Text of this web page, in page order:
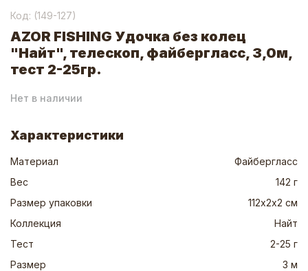
Код: (149-127)
AZOR FISHING Удочка без колец
"Найт", телескоп, файбергласс, 3,0м,
тест 2-25гр.
Нет в наличии
Характеристики
Материал
Файбергласс
Вес
142 г
Размер упаковки
112х2х2 см
Коллекция
Найт
Тест
2-25 г
Размер
3 м